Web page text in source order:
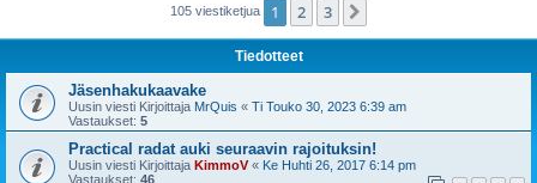
105 viestiketjua 1 2 3
Tiedotteet
Jäsenhakukaavake
Uusin viesti Kirjoittaja MrQuis « Ti Touko 30, 2023 6:39 am
Vastaukset: 5
Practical radat auki seuraavin rajoituksin!
Uusin viesti Kirjoittaja KimmoV« Ke Huhti 26, 2017 6:14 pm
Vastaukset: 46